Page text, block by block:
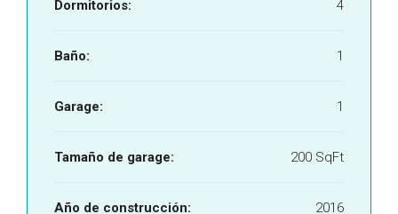
Dormitorios: 4
Baño: 1
Garage: 1
Tamaño de garage: 200 SqFt
Año de construcción: 2016